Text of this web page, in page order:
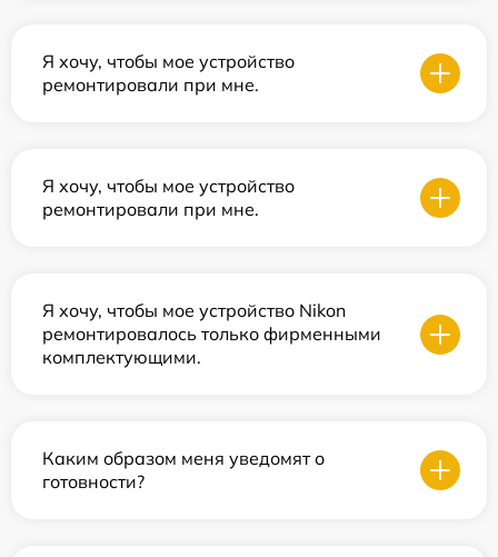
Я хочу, чтобы мое устройство
ремонтировали при мне.
Я хочу, чтобы мое устройство
ремонтировали при мне.
Я хочу, чтобы мое устройство Nikon
ремонтировалось только фирменными
комплектующими.
Каким образом меня уведомят о
готовности?